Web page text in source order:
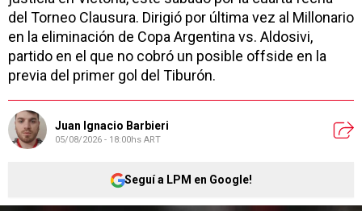
del Torneo Clausura. Dirigió por última vez al Millonario
en la eliminación de Copa Argentina vs. Aldosivi,
partido en el que no cobró un posible offside en la
previa del primer gol del Tiburón.
Juan Ignacio Barbieri
05/08/2026 - 18:00hs ART
Seguí a LPM en Google!